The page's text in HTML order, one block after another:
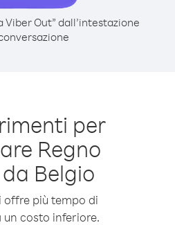
Viber Out” dall’intestazione
per
Regno
Belgio
offre più tempo di
costo inferiore.